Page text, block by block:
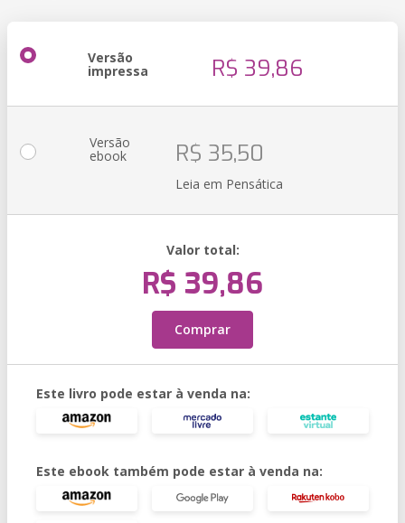
Versão
impressa R$ 39,86
Versão
ebook R$ 35,50
Leia em Pensática
Valor total:
R$ 39,86
Comprar
Este livro pode estar à venda na:
Este ebook também pode estar à venda na: